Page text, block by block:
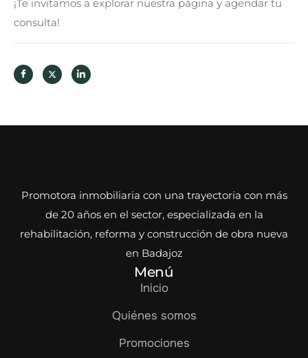
¡Te invitamos a explorar nuestra página y agendar tu
consulta!
Promotora inmobiliaria con una trayectoria con más
de 20 años en el sector, especializada en la
rehabilitación, reforma y construcción de obra nueva
en Badajoz
Menú
Inicio
Quiénes somos
Promociones